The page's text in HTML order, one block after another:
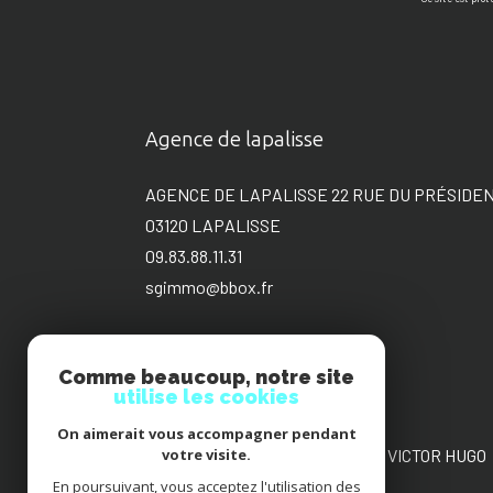
Agence de Roanne
AGENCE DE ROANNE 22 PLACE VICTOR HUGO
42300
ROANNE
Agence de lapalisse
AGENCE DE LAPALISSE 22 RUE DU
03120
LAPALISSE
09.83.88.11.31
sgimmo@bbox.fr
Comme beaucoup, notre site
utilise les cookies
On aimerait vous accompagner pendant
votre visite.
En poursuivant, vous acceptez l'utilisation des